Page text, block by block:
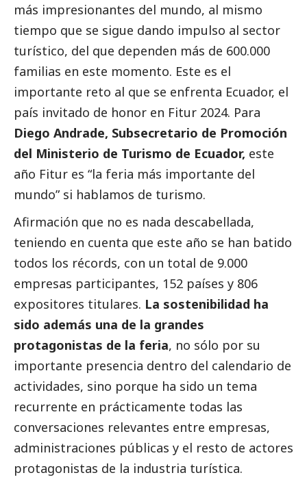
más impresionantes del mundo, al mismo
tiempo que se sigue dando impulso al sector
turístico, del que dependen más de 600.000
familias en este momento. Este es el
importante reto al que se enfrenta Ecuador, el
país invitado de honor en Fitur 2024. Para
Diego Andrade, Subsecretario de Promoción
del Ministerio de Turismo de Ecuador, este
año Fitur es “la feria más importante del
mundo” si hablamos de turismo.
Afirmación que no es nada descabellada,
teniendo en cuenta que este año se han batido
todos los récords, con un total de 9.000
empresas participantes, 152 países y 806
expositores titulares. La sostenibilidad ha
sido además una de la grandes
protagonistas de la feria, no sólo por su
importante presencia dentro del calendario de
actividades, sino porque ha sido un tema
recurrente en prácticamente todas las
conversaciones relevantes entre empresas,
administraciones públicas y el resto de actores
protagonistas de la industria turística.